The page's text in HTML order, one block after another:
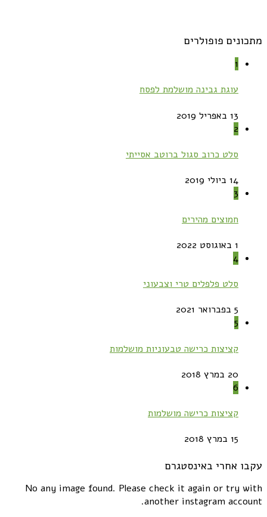
מתכונים פופולרים
1
עוגת גבינה מושלמת לפסח
13 באפריל 2019
2
סלט כרוב סגול ברוטב אסייתי
14 ביולי 2019
3
חמוצים מהירים
1 באוגוסט 2022
4
סלט פלפלים טרי וצבעוני
5 בפברואר 2021
5
קציצות כרישה טבעוניות מושלמות
20 במרץ 2018
6
קציצות כרישה מושלמות
15 במרץ 2018
עקבו אחרי באינסטגרם
No any image found. Please check it again or try with
another instagram account.